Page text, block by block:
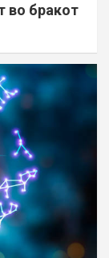
во бракот